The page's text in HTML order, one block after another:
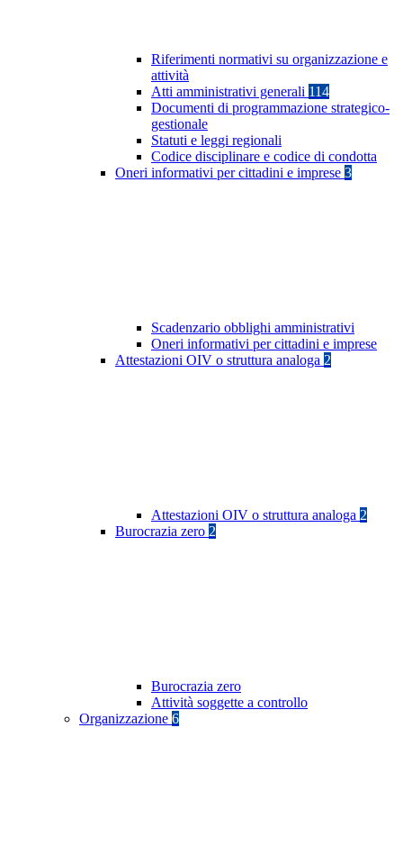
Riferimenti normativi su organizzazione e
attività
Atti amministrativi generali 114
Documenti di programmazione strategico-
gestionale
Statuti e leggi regionali
Codice disciplinare e codice di condotta
Oneri informativi per cittadini e imprese 3
Scadenzario obblighi amministrativi
Oneri informativi per cittadini e imprese
Attestazioni OIV o struttura analoga 2
Attestazioni OIV o struttura analoga 2
Burocrazia zero 2
Burocrazia zero
Attività soggette a controllo
Organizzazione 6